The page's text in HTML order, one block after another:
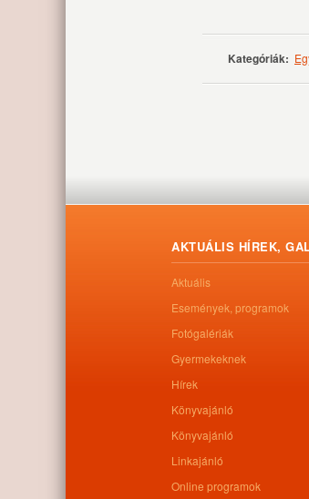
Kategóriák:
AKTUÁLIS HÍREK,
Aktuális
Események, programok
Fotógalériák
Gyermekeknek
Hírek
Könyvajánló
Könyvajánló
Linkajánló
Online programok